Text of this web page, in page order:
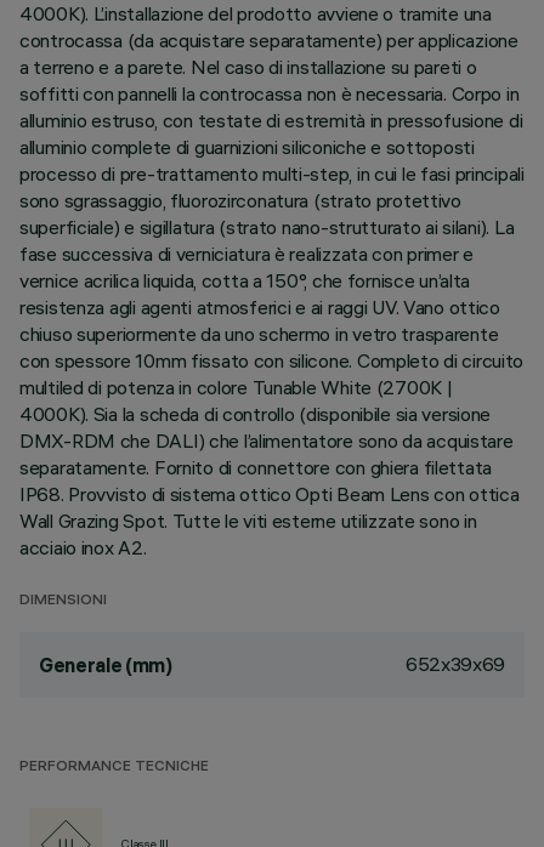
4000K). L’installazione del prodotto avviene o tramite una
controcassa (da acquistare separatamente) per applicazione
a terreno e a parete. Nel caso di installazione su pareti o
soffitti con pannelli la controcassa non è necessaria. Corpo in
alluminio estruso, con testate di estremità in pressofusione di
alluminio complete di guarnizioni siliconiche e sottoposti
processo di pre-trattamento multi-step, in cui le fasi principali
sono sgrassaggio, fluorozirconatura (strato protettivo
superficiale) e sigillatura (strato nano-strutturato ai silani). La
fase successiva di verniciatura è realizzata con primer e
vernice acrilica liquida, cotta a 150°, che fornisce un’alta
resistenza agli agenti atmosferici e ai raggi UV. Vano ottico
chiuso superiormente da uno schermo in vetro trasparente
con spessore 10mm fissato con silicone. Completo di circuito
multiled di potenza in colore Tunable White (2700K |
4000K). Sia la scheda di controllo (disponibile sia versione
DMX-RDM che DALI) che l’alimentatore sono da acquistare
separatamente. Fornito di connettore con ghiera filettata
IP68. Provvisto di sistema ottico Opti Beam Lens con ottica
Wall Grazing Spot. Tutte le viti esterne utilizzate sono in
acciaio inox A2.
DIMENSIONI
Generale (mm) 652x39x69
PERFORMANCE TECNICHE